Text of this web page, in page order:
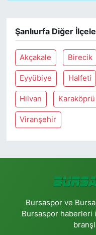
Şanlıurfa Diğer
Akçakale Birecik
Eyyübiye Halfeti
Hilvan Karaköprü
Viranşehir
Bursaspor ve
Bursaspor haberleri